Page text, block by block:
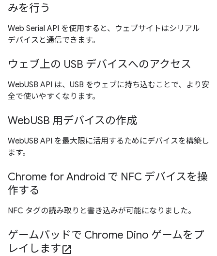
みを行う
Web Serial API を使用すると、ウェブサイトはシリアル
デバイスと通信できます。
ウェブ上の USB デバイスへのアクセス
WebUSB API は、USB をウェブに持ち込むことで、より安
全で使いやすくなります。
WebUSB 用デバイスの作成
WebUSB API を最大限に活用するためにデバイスを構築し
ます。
Chrome for Android で NFC デバイスを操
作する
NFC タグの読み取りと書き込みが可能になりました。
ゲームパッドで Chrome Dino ゲームをプ
レイしますopen_in_new